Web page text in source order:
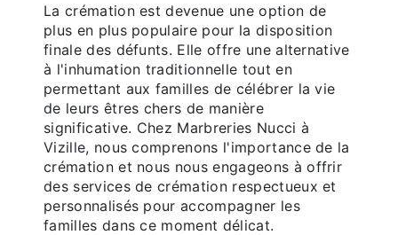
La crémation est devenue une option de
plus en plus populaire pour la disposition
finale des défunts. Elle offre une alternative
à l'inhumation traditionnelle tout en
permettant aux familles de célébrer la vie
de leurs êtres chers de manière
significative. Chez Marbreries Nucci à
Vizille, nous comprenons l'importance de la
crémation et nous nous engageons à offrir
des services de crémation respectueux et
personnalisés pour accompagner les
familles dans ce moment délicat.